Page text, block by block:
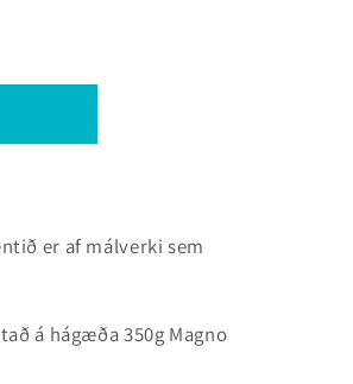
er af málverki sem
á hágæða 350g Magno